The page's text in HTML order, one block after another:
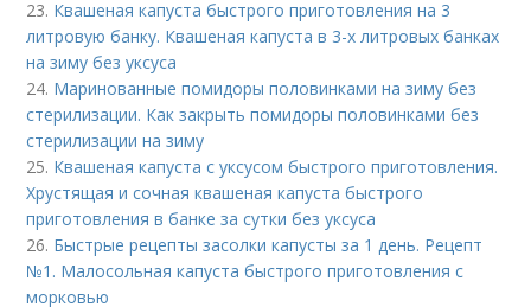
23. Квашеная капуста быстрого приготовления на 3
литровую банку. Квашеная капуста в 3-х литровых банках
на зиму без уксуса
24. Маринованные помидоры половинками на зиму без
стерилизации. Как закрыть помидоры половинками без
стерилизации на зиму
25. Квашеная капуста с уксусом быстрого приготовления.
Хрустящая и сочная квашеная капуста быстрого
приготовления в банке за сутки без уксуса
26. Быстрые рецепты засолки капусты за 1 день. Рецепт
№1. Малосольная капуста быстрого приготовления с
морковью